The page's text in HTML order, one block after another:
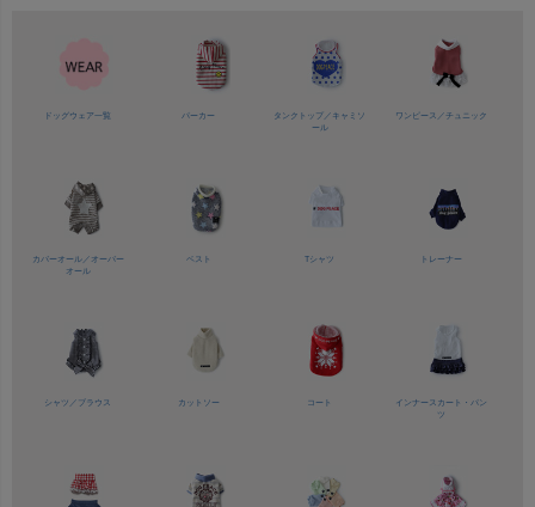
ドッグウェア一覧 パーカー タンクトップ／ キャミソ
ール
ワンピース／チュニック
カバーオール／ オーバー
オール
ベスト Tシャツ トレーナー
シャツ／ ブラウス カットソー コート
インナースカート・パン
ツ